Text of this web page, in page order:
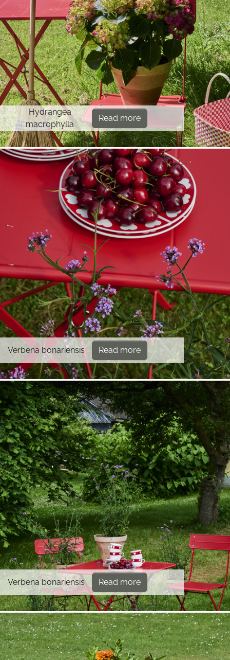
Hydrangea
macrophylla
Read more
Verbena bonariensis Read more
Verbena bonariensis Read more